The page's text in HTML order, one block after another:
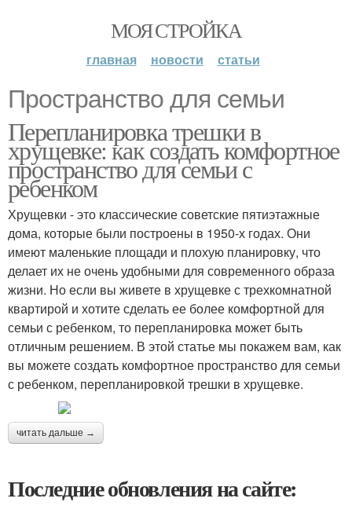
МОЯ СТРОЙКА
главная новости статьи
Пространство для семьи
Перепланировка трешки в
хрущевке: как создать комфортное
пространство для семьи с
ребенком
Хрущевки - это классические советские пятиэтажные
дома, которые были построены в 1950-х годах. Они
имеют маленькие площади и плохую планировку, что
делает их не очень удобными для современного образа
жизни. Но если вы живете в хрущевке с трехкомнатной
квартирой и хотите сделать ее более комфортной для
семьи с ребенком, то перепланировка может быть
отличным решением. В этой статье мы покажем вам, как
вы можете создать комфортное пространство для семьи
с ребенком, перепланировкой трешки в хрущевке.
читать дальше →
Последние обновления на сайте: